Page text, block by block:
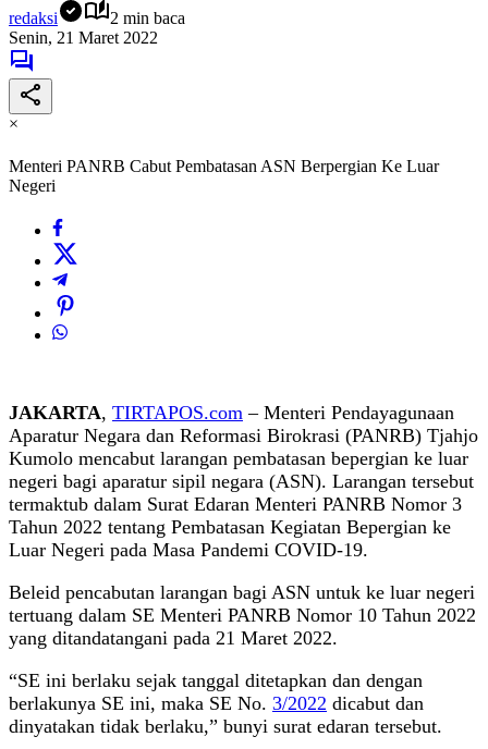
redaksi
2 min baca
Senin, 21 Maret 2022
×
Menteri PANRB Cabut Pembatasan ASN Berpergian Ke Luar
Negeri
JAKARTA, TIRTAPOS.com – Menteri Pendayagunaan
Aparatur Negara dan Reformasi Birokrasi (PANRB) Tjahjo
Kumolo mencabut larangan pembatasan bepergian ke luar
negeri bagi aparatur sipil negara (ASN). Larangan tersebut
termaktub dalam Surat Edaran Menteri PANRB Nomor 3
Tahun 2022 tentang Pembatasan Kegiatan Bepergian ke
Luar Negeri pada Masa Pandemi COVID-19.
Beleid pencabutan larangan bagi ASN untuk ke luar negeri
tertuang dalam SE Menteri PANRB Nomor 10 Tahun 2022
yang ditandatangani pada 21 Maret 2022.
“SE ini berlaku sejak tanggal ditetapkan dan dengan
berlakunya SE ini, maka SE No. 3/2022 dicabut dan
dinyatakan tidak berlaku,” bunyi surat edaran tersebut.